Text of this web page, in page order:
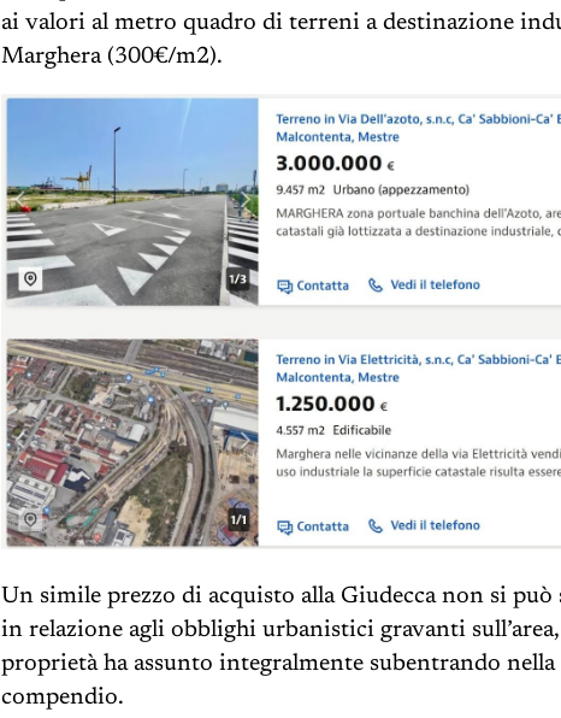
ai valori al metro quadro di terreni a destinazione
Marghera (300€/m2).
Un simile prezzo di acquisto alla Giudecca non si può
in relazione agli obblighi urbanistici gravanti
proprietà ha assunto integralmente subentrando
compendio.